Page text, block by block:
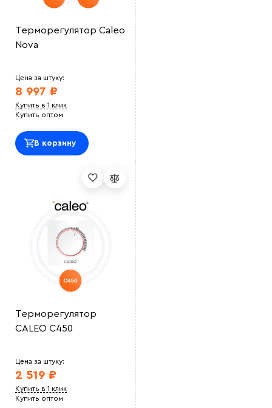
Терморегулятор Caleo
Nova
Цена за штуку:
8 997 ₽
Купить в 1 клик
Купить оптом
В корзину
Терморегулятор
CALEO C450
Цена за штуку:
2 519 ₽
Купить в 1 клик
Купить оптом